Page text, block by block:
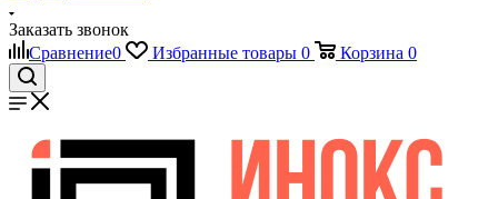
Заказать звонок
Сравнение0 Избранные товары 0 Корзина 0